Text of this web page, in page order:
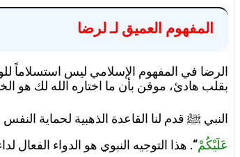
المفهوم العميق لـ لرضا
الرضا في المفهوم الإسلامي ليس استسلاماً
بقلب هادئ، موقن بأن ما اختاره الله لك هو
النبي ﷺ قدم لنا القاعدة الذهبية لحماية
عَلَيْكُمْ“. هذا التوجيه النبوي هو الدواء